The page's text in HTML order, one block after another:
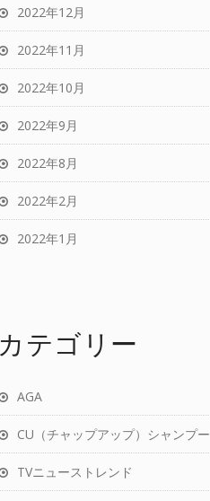
2022年12月
2022年11月
2022年10月
2022年9月
2022年8月
2022年2月
2022年1月
カテゴリー
AGA
CU（チャップアップ）シャンプー
TVニューストレンド